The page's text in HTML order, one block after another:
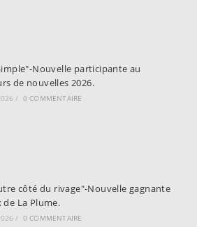
Nouvelle participante au
de nouvelles 2026.
/ 0 COMMENTAIRE
côté du rivage"-Nouvelle gagnante
de La Plume.
/ 0 COMMENTAIRE